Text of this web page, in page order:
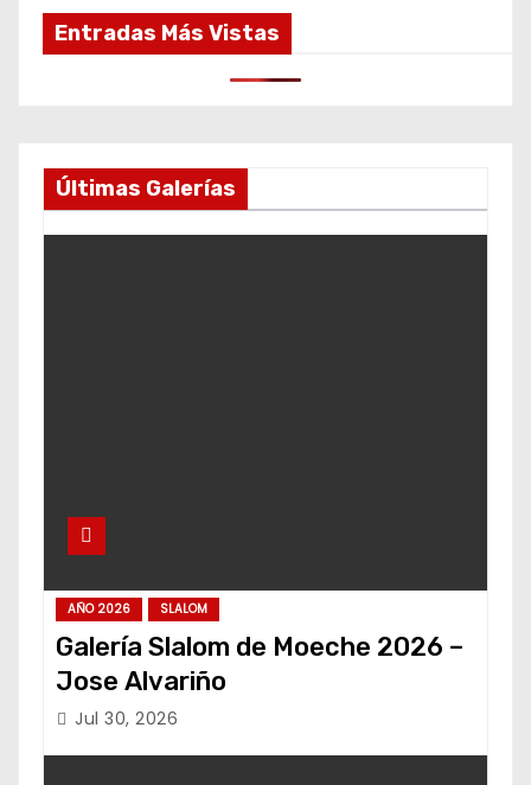
Entradas Más Vistas
Últimas Galerías
AÑO 2026 SLALOM
Galería Slalom de Moeche 2026 –
Jose Alvariño
Jul 30, 2026